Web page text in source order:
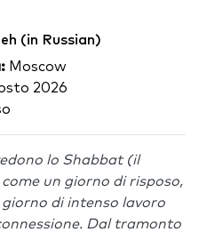
(in Russian)
Moscow
2026
lo Shabbat (il
un giorno di risposo,
giorno di intenso lavoro
Dal tramonto